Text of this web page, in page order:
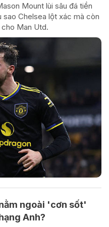
Mount lùi sâu đá tiền
Chelsea lột xác mà còn
Man Utd.
ngoài 'cơn sốt'
Anh?